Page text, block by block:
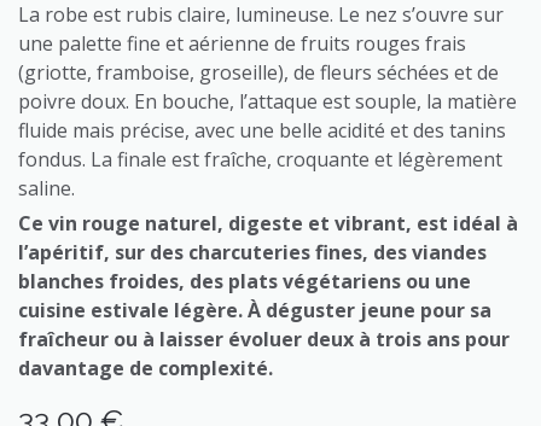
La robe est rubis claire, lumineuse. Le nez s’ouvre sur
une palette fine et aérienne de fruits rouges frais
(griotte, framboise, groseille), de fleurs séchées et de
poivre doux. En bouche, l’attaque est souple, la matière
fluide mais précise, avec une belle acidité et des tanins
fondus. La finale est fraîche, croquante et légèrement
saline.
Ce vin rouge naturel, digeste et vibrant, est idéal à
l’apéritif, sur des charcuteries fines, des viandes
blanches froides, des plats végétariens ou une
cuisine estivale légère. À déguster jeune pour sa
fraîcheur ou à laisser évoluer deux à trois ans pour
davantage de complexité.